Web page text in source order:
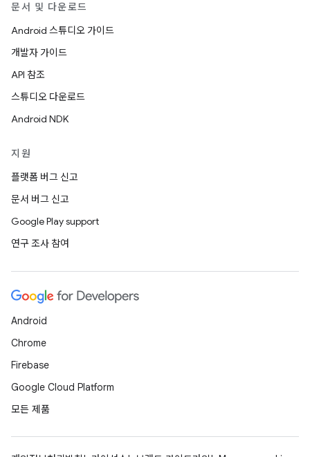
문서 및 다운로드
Android 스튜디오 가이드
개발자 가이드
API 참조
스튜디오 다운로드
Android NDK
지원
플랫폼 버그 신고
문서 버그 신고
Google Play support
연구 조사 참여
Android
Chrome
Firebase
Google Cloud Platform
모든 제품